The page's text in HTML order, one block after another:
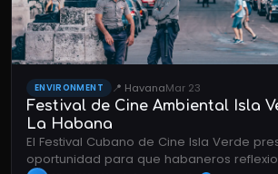
ENVIRONMENT 📍 HavanaMar 23
Festival de Cine Ambiental Isla
La Habana
El Festival Cubano de Cine Isla Verde
oportunidad para que habaneros